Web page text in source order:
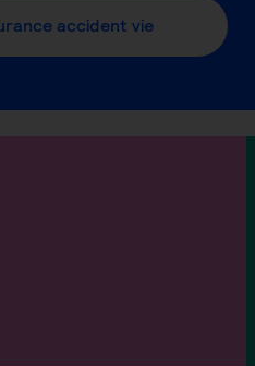
accident vie